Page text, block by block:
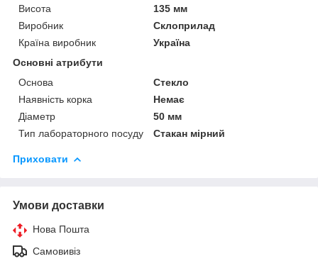
Висота
135 мм
Виробник
Склоприлад
Країна виробник
Україна
Основні атрибути
Основа
Стекло
Наявність корка
Немає
Діаметр
50 мм
Тип лабораторного посуду
Стакан мірний
Приховати
Умови доставки
Нова Пошта
Самовивіз